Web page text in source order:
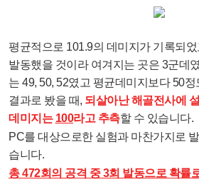
평균적으로 101.9의 데미지가 기록되었
발동했을 것이라 여겨지는 곳은 3군데
는 49, 50, 52였고 평균데미지보다 50
결과로 봤을 때, 되살아난 해골전사에
데미지는 100라고 추측할 수 있습니다.
PC를 대상으로한 실험과 마찬가지로
습니다.
총 472회의 공격 중 3회 발동으로 확률